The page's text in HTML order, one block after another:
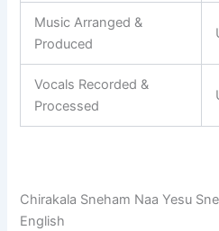
Music Arranged &
Produced
Vocals Recorded &
Processed
Chirakala Sneham Naa Yesu
English